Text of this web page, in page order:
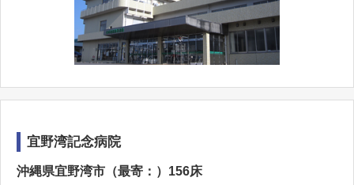
宜野湾記念病院
沖縄県宜野湾市（最寄：）156床